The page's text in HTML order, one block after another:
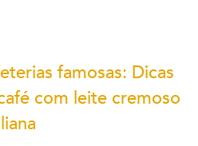
famosas: Dicas
com leite cremoso